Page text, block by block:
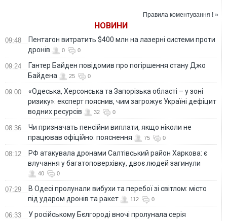
Правила коментування ! »
НОВИНИ
09:48
Пентагон витратить $400 млн на лазерні системи проти
дронів
0 0
09:24
Гантер Байден повідомив про погіршення стану Джо
Байдена
25 0
09:00
«Одеська, Херсонська та Запорізька області – у зоні
ризику»: експерт пояснив, чим загрожує Україні дефіцит
водних ресурсів
32 0
08:36
Чи призначать пенсійни виплати, якщо ніколи не
працював офіційно: пояснення
75 0
08:12
РФ атакувала дронами Салтівський район Харкова: є
влучання у багатоповерхівку, двоє людей загинули
40 0
07:29
В Одесі пролунали вибухи та перебої зі світлом: місто
під ударом дронів та ракет
112 0
06:33
У російському Бєлгороді вночі пролунала серія